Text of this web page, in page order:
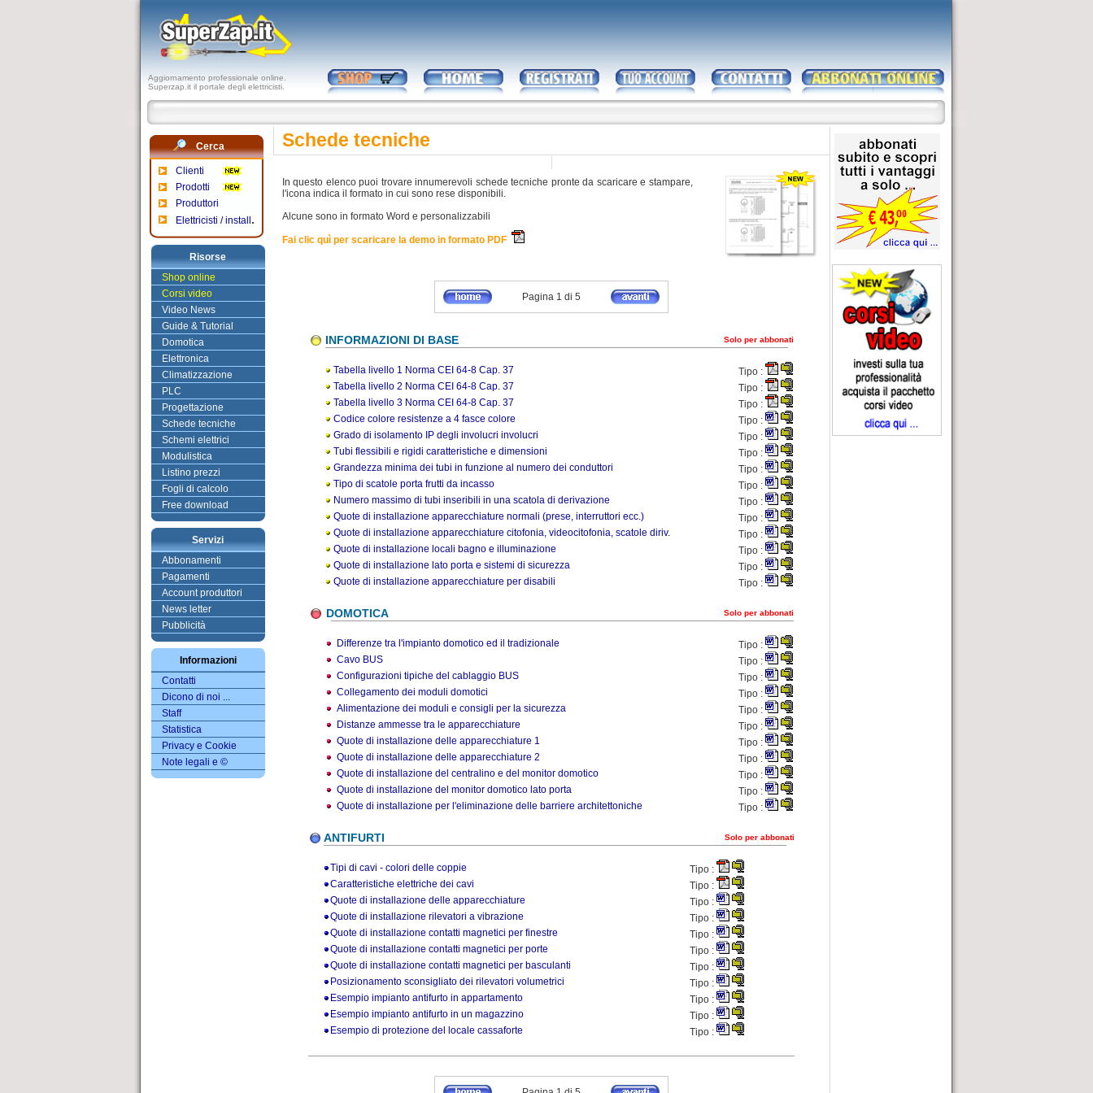
Aggiornamento professionale online.
Superzap.it il portale degli elettricisti.
Cerca
Clienti
Prodotti
Produttori
Elettricisti / install .
Risorse
Shop online
Corsi video
Video News
Guide & Tutorial
Domotica
Elettronica
Climatizzazione
PLC
Progettazione
Schede tecniche
Schemi elettrici
Modulistica
Listino prezzi
Fogli di calcolo
Free download
Servizi
Abbonamenti
Pagamenti
Account produttori
News letter
Pubblicità
Informazioni
Contatti
Dicono di noi ...
Staff
Statistica
Privacy e Cookie
Note legali e ©
Schede tecniche
In questo elenco puoi trovare innumerevoli schede tecniche pronte da scaricare e stampare,
l'icona indica il formato in cui sono rese disponibili.
Alcune sono in formato Word e personalizzabili
Fai clic quì per scaricare la demo in formato PDF
Pagina 1 di 5
INFORMAZIONI DI BASE Solo per abbonati
Tabella livello 1 Norma CEI 64-8 Cap. 37 Tipo :
Tabella livello 2 Norma CEI 64-8 Cap. 37
Tipo :
Tabella livello 3 Norma CEI 64-8 Cap. 37
Tipo :
Codice colore resistenze a 4 fasce colore
Tipo :
Grado di isolamento IP degli involucri involucri
Tipo :
Tubi flessibili e rigidi caratteristiche e dimensioni
Tipo :
Grandezza minima dei tubi in funzione al numero dei conduttori
Tipo :
Tipo di scatole porta frutti da incasso
Tipo :
Numero massimo di tubi inseribili in una scatola di derivazione
Tipo :
Quote di installazione apparecchiature normali (prese, interruttori ecc.)
Tipo :
Quote di installazione apparecchiature citofonia, videocitofonia, scatole diriv.
Tipo :
Quote di installazione locali bagno e illuminazione
Tipo :
Quote di installazione lato porta e sistemi di sicurezza
Tipo :
Quote di installazione apparecchiature per disabili
Tipo :
DOMOTICA Solo per abbonati
Differenze tra l'impianto domotico ed il tradizionale
Tipo :
Cavo BUS
Tipo :
Configurazioni tipiche del cablaggio BUS
Tipo :
Collegamento dei moduli domotici
Tipo :
Alimentazione dei moduli e consigli per la sicurezza
Tipo :
Distanze ammesse tra le apparecchiature
Tipo :
Quote di installazione delle apparecchiature 1
Tipo :
Quote di installazione delle apparecchiature 2
Tipo :
Quote di installazione del centralino e del monitor domotico
Tipo :
Quote di installazione del monitor domotico lato porta
Tipo :
Quote di installazione per l'eliminazione delle barriere architettoniche
Tipo :
ANTIFURTI Solo per abbonati
Tipi di cavi - colori delle coppie
Tipo :
Caratteristiche elettriche dei cavi
Tipo :
Quote di installazione delle apparecchiature
Tipo :
Quote di installazione rilevatori a vibrazione
Tipo :
Quote di installazione contatti magnetici per finestre
Tipo :
Quote di installazione contatti magnetici per porte
Tipo :
Quote di installazione contatti magnetici per basculanti
Tipo :
Posizionamento sconsigliato dei rilevatori volumetrici
Tipo :
Esempio impianto antifurto in appartamento
Tipo :
Esempio impianto antifurto in un magazzino
Tipo :
Esempio di protezione del locale cassaforte
Tipo :